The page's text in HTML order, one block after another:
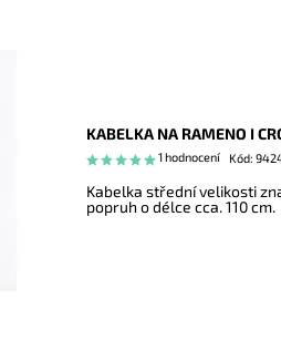
KABELKA NA RAMENO I
1 hodnocení Kód:
Kabelka střední velikosti
popruh o délce cca. 110 cm.